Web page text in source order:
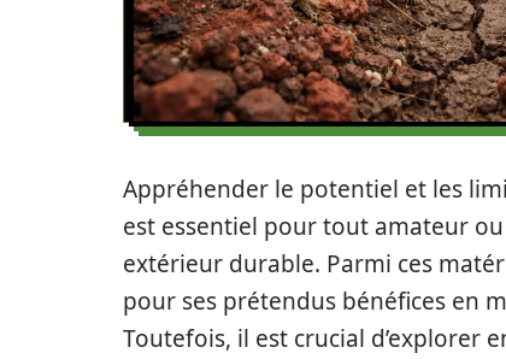
Appréhender le potentiel et les
est essentiel pour tout amateur
extérieur durable. Parmi ces
pour ses prétendus bénéfices en
Toutefois, il est crucial d’explorer